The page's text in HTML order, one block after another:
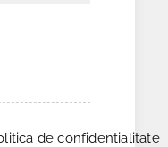
de confidentialitate